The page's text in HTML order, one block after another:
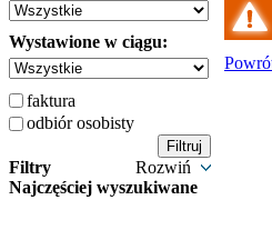
Wystawione w ciągu:
faktura
odbiór osobisty
Filtry
Rozwiń
Najczęściej wyszukiwane